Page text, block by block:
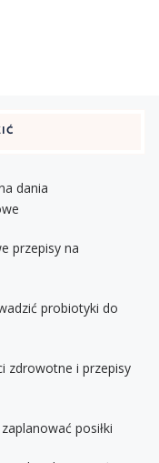
dania
przepisy na
probiotyki do
zdrowotne i przepisy
posiłki